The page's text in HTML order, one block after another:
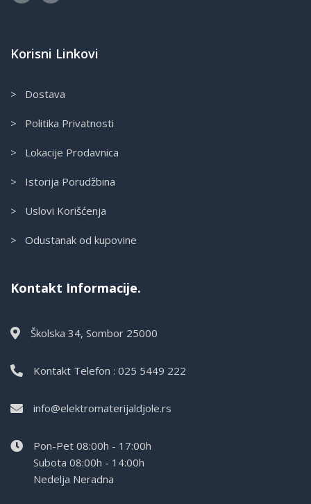
Korisni Linkovi
> Dostava
> Politika Privatnosti
> Lokacije Prodavnica
> Istorija Porudžbina
> Uslovi Korišćenja
> Odustanak od kupovine
Kontakt Informacije.
Školska 34, Sombor 25000
Kontakt Telefon : 025 5449 222
info@elektromaterijaldjole.rs
Pon-Pet 08:00h - 17:00h
Subota 08:00h - 14:00h
Nedelja Neradna